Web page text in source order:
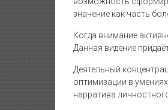
значение как часть
Когда внимание
Данная видение
Деятельный
оптимизации в
нарратива